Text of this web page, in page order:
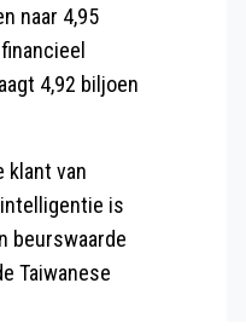
naar 4,95
4,92 biljoen
klant van
is
beurswaarde
Taiwanese